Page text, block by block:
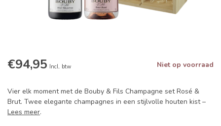
€94,95 Incl. btw Niet op voorraad
Vier elk moment met de Bouby & Fils Champagne set Rosé &
Brut. Twee elegante champagnes in een stijlvolle houten kist –
Lees meer.